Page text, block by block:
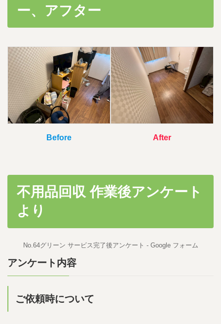
時
ー、アフター
Before After
不用品回収 作業後アンケート
より
No.64グリーン サービス完了後アンケート - Google フォーム
アンケート内容
ご依頼時について